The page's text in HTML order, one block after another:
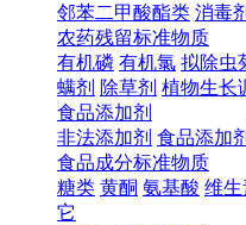
邻苯二甲酸酯类 消毒剂
农药残留标准物质
有机磷 有机氯 拟除虫
螨剂 除草剂 植物生长
食品添加剂
非法添加剂 食品添加剂
食品成分标准物质
糖类 黄酮 氨基酸 维生
它